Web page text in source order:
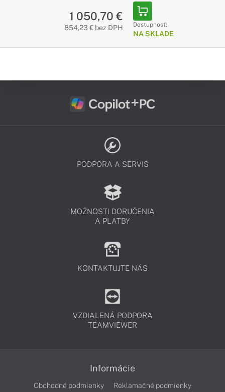
1 050,70 €
854,23 € bez DPH Dostupnosť:
NA SKLADE
PODPORA A SERVIS
MOŽNOSTI DORUČENIA
A PLATBY
KONTAKTUJTE NÁS
VZDIALENÁ PODPORA
TEAMVIEWER
Informácie
Obchodné podmienky
Reklamačné podmienky